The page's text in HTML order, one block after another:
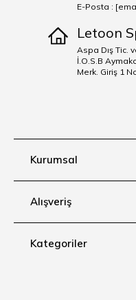
Kurumsal
Alışveriş
Kategoriler
E-Posta :
Letoon
Aspa Dış Tic.
İ.O.S.B
Merk. Giriş 1